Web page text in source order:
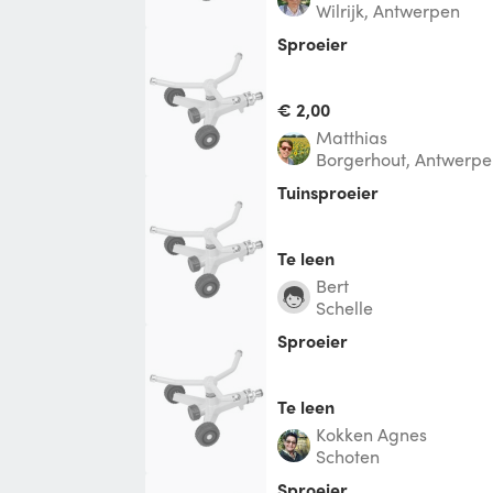
Wilrijk, Antwerpen
sproeier
€ 2,00
Matthias
Borgerhout,
Tuinsproeier
Te leen
Bert
Schelle
sproeier
Te leen
Kokken Agnes
Schoten